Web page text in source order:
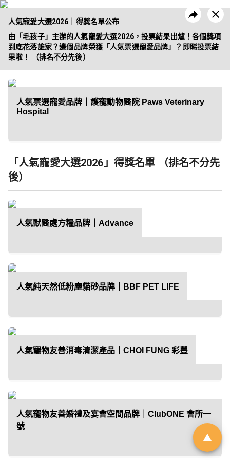
昔日活動 企業方案
「01親子最愛生活品牌大
獎 2026」｜品牌招募
由於市場上針對幼兒階段的產品與
依賴具備公信力的客觀指標作為參
考。《香港01》「01親子」頻道即
服務質素或社會責任上具傑出表現
的親子品牌。
人氣寵愛大選2026｜得獎名單公布
由「毛孩子」主辦的人氣寵愛大選2026，投票結果出爐！各個獎項
到底花落誰家？邊個品牌榮獲「人氣票選寵愛品牌」？即睇投票結
果啦！ （排名不分先後）
人氣票選寵愛品牌｜護寵動物醫院 Paws Veterinary
Hospital
「人氣寵愛大選2026」得獎名單 （排名不分先
後）
人氣獸醫處方糧品牌｜Advance
人氣純天然低粉塵貓砂品牌｜BBF PET LIFE
人氣寵物友善消毒清潔產品｜CHOI FUNG 彩豐
人氣寵物友善婚禮及宴會空間品牌｜ClubONE 會所一
號